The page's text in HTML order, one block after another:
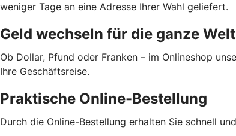
weniger Tage an eine Adresse Ihrer Wahl geliefert.
Geld wechseln für die ganze Welt
Ob Dollar, Pfund oder Franken – im Onlineshop
Ihre Geschäftsreise.
Praktische Online-Bestellung
Durch die Online-Bestellung erhalten Sie schnell